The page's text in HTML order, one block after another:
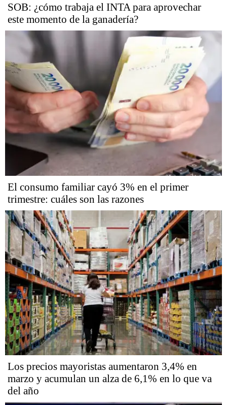
SOB: ¿cómo trabaja el INTA para aprovechar
este momento de la ganadería?
El consumo familiar cayó 3% en el primer
trimestre: cuáles son las razones
Los precios mayoristas aumentaron 3,4% en
marzo y acumulan un alza de 6,1% en lo que va
del año